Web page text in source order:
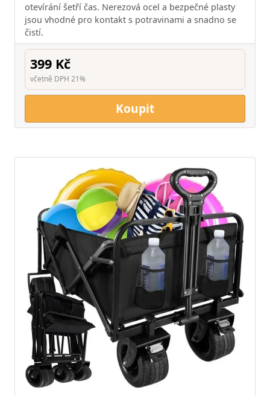
otevírání šetří čas. Nerezová ocel a bezpečné plasty
jsou vhodné pro kontakt s potravinami a snadno se
čistí.
399 Kč
včetně DPH 21%
Koupit